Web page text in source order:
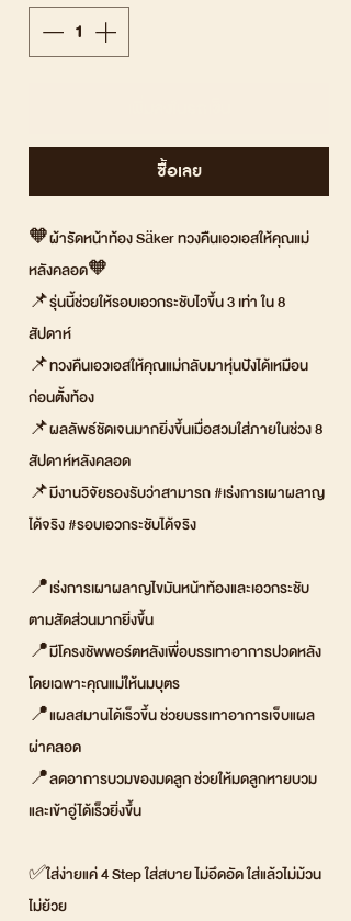
ซื้อเลย
🧡ผ้ารัดหน้าท้อง Säker ทวงคืนเอวเอสให้คุณแม่
หลังคลอด🧡
📌รุ่นนี้ช่วยให้รอบเอวกระชับไวขึ้น 3 เท่า ใน 8
สัปดาห์
📌ทวงคืนเอวเอสให้คุณแม่กลับมาหุ่นปังได้เหมือน
ก่อนตั้งท้อง
📌ผลลัพธ์ชัดเจนมากยิ่งขึ้นเมื่อสวมใส่ภายในช่วง 8
สัปดาห์หลังคลอด
📌มีงานวิจัยรองรับว่าสามารถ #เร่งการเผาผลาญ
ได้จริง #รอบเอวกระชับได้จริง
📍เร่งการเผาผลาญไขมันหน้าท้องและเอวกระชับ
ตามสัดส่วนมากยิ่งขึ้น
📍มีโครงชัพพอร์ตหลังเพื่อบรรเทาอาการปวดหลัง
โดยเฉพาะคุณแม่ให้นมบุตร
📍แผลสมานได้เร็วขึ้น ช่วยบรรเทาอาการเจ็บแผล
ผ่าคลอด
📍ลดอาการบวมของมดลูก ช่วยให้มดลูกหายบวม
และเข้าอู่ได้เร็วยิ่งขึ้น
✅ใส่ง่ายแค่ 4 Step ใส่สบาย ไม่อึดอัด ใส่แล้วไม่ม้วน
ไม่ย้วย